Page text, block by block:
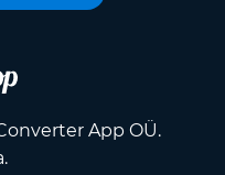
App OÜ.